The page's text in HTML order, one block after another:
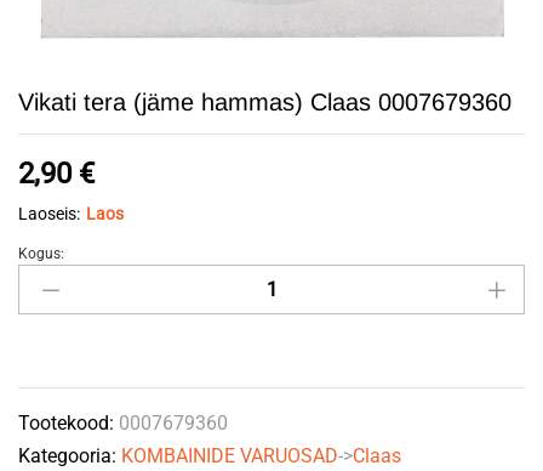
Vikati tera (jäme hammas) Claas 0007679360
2,90 €
Laoseis: Laos
Vikati
tera
Claas
0007679360
quantity
Kogus:
Tootekood: 0007679360
Kategooria: KOMBAINIDE VARUOSAD->Claas